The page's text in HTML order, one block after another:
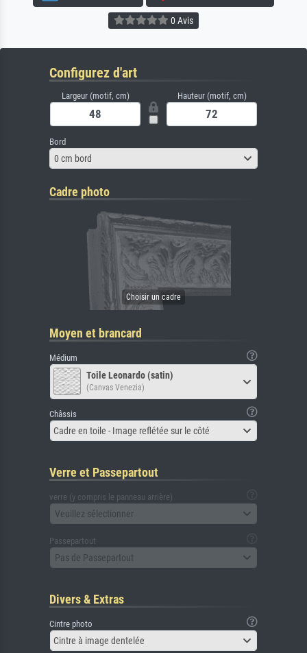
0 Avis
Configurez d'art
Largeur (motif, cm) Hauteur (motif, cm)
Bord
0 cm bord
Cadre photo
Moyen et brancard
Médium
Toile Leonardo (satin)
(Canvas Venezia)
Châssis
Cadre en toile - Image reflétée sur le côté
Verre et Passepartout
verre (y compris le panneau arrière)
Veuillez sélectionner
Passepartout
Pas de Passepartout
Divers & Extras
Cintre photo
Cintre à image dentelée